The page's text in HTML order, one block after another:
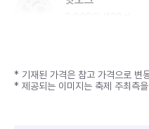
도토리묵 무침
* 기재된 가격은 참고 가격으로 변
* 제공되는 이미지는 축제 주최측